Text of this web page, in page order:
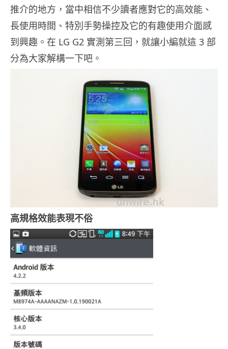
推介的地方，當中相信不少讀者應對它的高效能、
長使用時間、特別手勢操控及它的有趣使用介面感
到興趣。在 LG G2 實測第三回，就讓小編就這 3 部
分為大家解構一下吧。
高規格效能表現不俗